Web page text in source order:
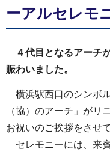
ーアルセレモ
４代目となるアーチ
賑わいました。
横浜駅西口のシンボ
（協）のアーチ」がリ
お祝いのご挨拶をさせ
セレモニーには、来